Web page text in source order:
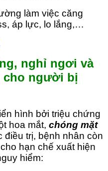
làm việc căng
áp lực, lo lắng,…
nghỉ ngơi và
cho người bị
hình bởi triệu chứng
hoa mắt, chóng mặt
điều trị, bệnh nhân còn
hạn chế xuất hiện
hiểm: